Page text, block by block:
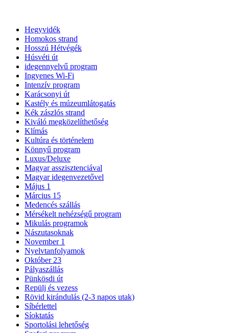
Hegyvidék
Homokos strand
Hosszú Hétvégék
Húsvéti út
idegennyelvű program
Ingyenes Wi-Fi
Intenzív program
Karácsonyi út
Kastély és múzeumlátogatás
Kék zászlós strand
Kiváló megközelíthetőség
Klímás
Kultúra és történelem
Könnyű program
Luxus/Deluxe
Magyar asszisztenciával
Magyar idegenvezetővel
Május 1
Március 15
Medencés szállás
Mérsékelt nehézségű program
Mikulás programok
Nászutasoknak
November 1
Nyelvtanfolyamok
Október 23
Pályaszállás
Pünkösdi út
Repülj és vezess
Rövid kirándulás (2-3 napos utak)
Síbérlettel
Síoktatás
Sportolási lehetőség